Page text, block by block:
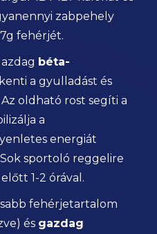
zabpehely
fehérjét.
béta-
a gyulladást és
Az oldható rost segíti a
a
energiát
sportoló reggelire
1-2 órával.
fehérjetartalom
és gazdag